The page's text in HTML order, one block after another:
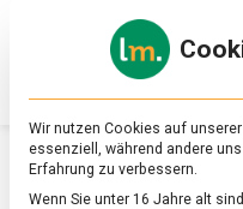
SCHLAGWORT:
Wir nutzen Cookies auf
essenziell, während andere
Erfahrung zu verbessern.
Wenn Sie unter 16 Jahre alt